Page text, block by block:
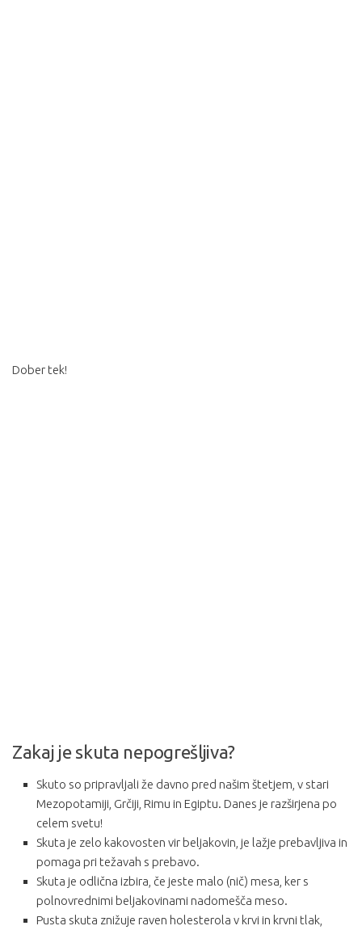
Dober tek!
Zakaj je skuta nepogrešljiva?
Skuto so pripravljali že davno pred našim štetjem, v stari
Mezopotamiji, Grčiji, Rimu in Egiptu. Danes je razširjena po
celem svetu!
Skuta je zelo kakovosten vir beljakovin, je lažje prebavljiva in
pomaga pri težavah s prebavo.
Skuta je odlična izbira, če jeste malo (nič) mesa, ker s
polnovrednimi beljakovinami nadomešča meso.
Pusta skuta znižuje raven holesterola v krvi in krvni tlak,